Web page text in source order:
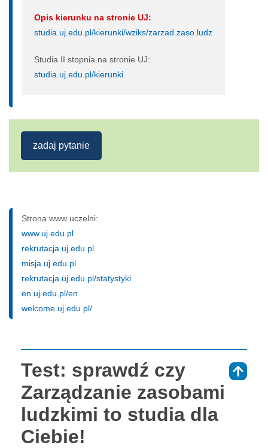
Opis kierunku na stronie UJ:
studia.uj.edu.pl/kierunki/wziks/zarzad.zaso.ludz
Studia II stopnia na stronie UJ:
studia.uj.edu.pl/kierunki
zadaj pytanie
Strona www uczelni:
www.uj.edu.pl
rekrutacja.uj.edu.pl
misja.uj.edu.pl
rekrutacja.uj.edu.pl/statystyki
en.uj.edu.pl/en
welcome.uj.edu.pl/
Test: sprawdź czy
Zarządzanie zasobami
ludzkimi to studia dla
Ciebie!